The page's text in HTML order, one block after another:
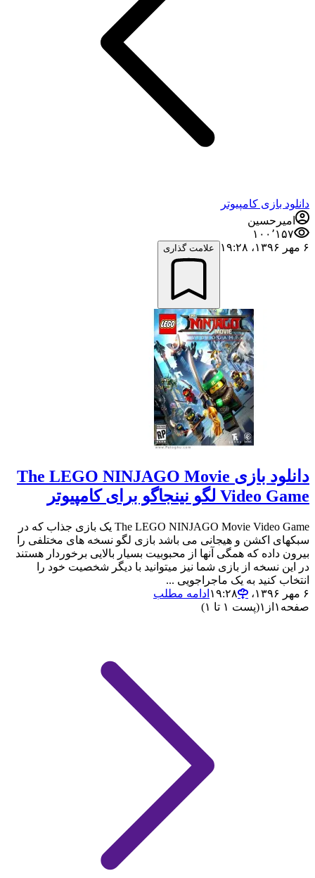
دانلود بازی کامپیوتر
امیرحسین
۱۰۰٬۱۵۷
۶ مهر ۱۳۹۶،‏ ۱۹:۲۸
علامت گذاری
دانلود بازی The LEGO NINJAGO Movie
Video Game لگو نینجاگو برای کامپیوتر
The LEGO NINJAGO Movie Video Game یک بازی جذاب که در
سبکهای اکشن و هیجانی می باشد بازی لگو نسخه های مختلفی را
بیرون داده که همگی آنها از محبوبیت بسیار بالایی برخوردار هستند
در این نسخه از بازی شما نیز میتوانید با دیگر شخصیت خود را
انتخاب کنید به یک ماجراجویی ...
۶ مهر ۱۳۹۶،‏ ۱۹:۲۸
ادامه مطلب
صفحه ۱ از ۱(پست ۱ تا ۱)